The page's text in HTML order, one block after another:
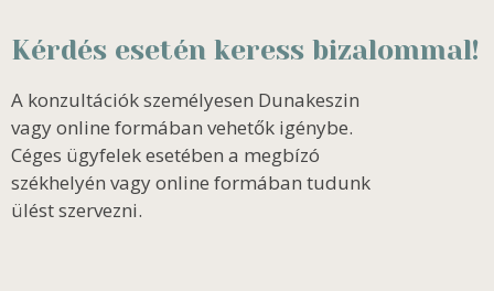
Kérdés esetén keress bizalommal!
A konzultációk személyesen Dunakeszin
vagy online formában vehetők igénybe.
Céges ügyfelek esetében a megbízó
székhelyén vagy online formában tudunk
ülést szervezni.